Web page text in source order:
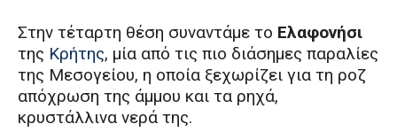
Στην τέταρτη θέση συναντάμε το Ελαφονήσι
της Κρήτης, μία από τις πιο διάσημες παραλίες
της Μεσογείου, η οποία ξεχωρίζει για τη ροζ
απόχρωση της άμμου και τα ρηχά,
κρυστάλλινα νερά της.